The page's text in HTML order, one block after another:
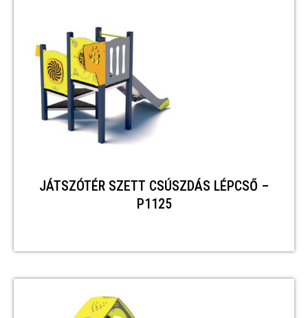
JÁTSZÓTÉR SZETT CSÚSZDÁS LÉPCSŐ –
P1125